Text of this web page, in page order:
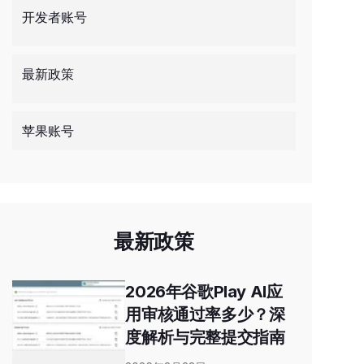
开发者账号
最新政策
苹果账号
最新政策
2026年谷歌Play AI应
用审核通过率多少？深
度解析与完整提交指南